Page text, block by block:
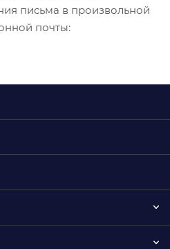
письма в произвольной
почты: